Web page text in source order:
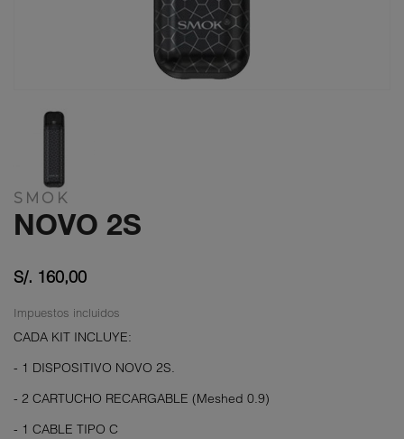
SMOK
NOVO 2S
S/. 160,00
Impuestos incluidos
CADA KIT INCLUYE:
- 1 DISPOSITIVO NOVO 2S.
- 2 CARTUCHO RECARGABLE (Meshed 0.9)
- 1 CABLE TIPO C